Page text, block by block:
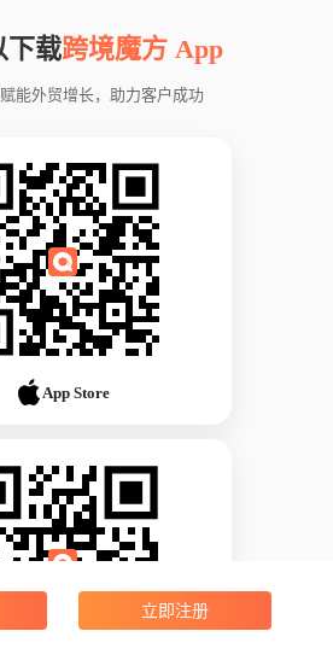
下载跨境魔方 App
能外贸增长，助力客户成功
App Store
立即注册